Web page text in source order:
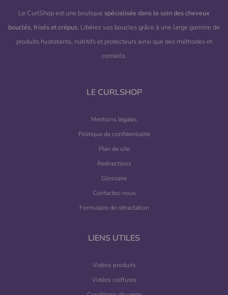
Le CurlShop est une boutique spécialisée dans le soin des cheveux
bouclés, frisés et crépus. Libérez vos boucles grâce à une large gamme de
produits hydratants, nutritifs et protecteurs ainsi que des méthodes et
conseils.
LE CURLSHOP
Mentions légales
Politique de confidentialité
Plan de site
Redirections
Glossaire
Contactez-nous
Formulaire de rétractation
LIENS UTILES
Vidéos produits
Vidéos coiffures